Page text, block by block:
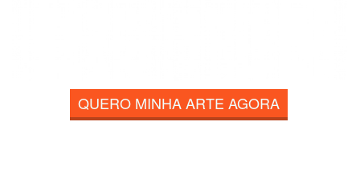
QUERO MINHA ARTE AGORA